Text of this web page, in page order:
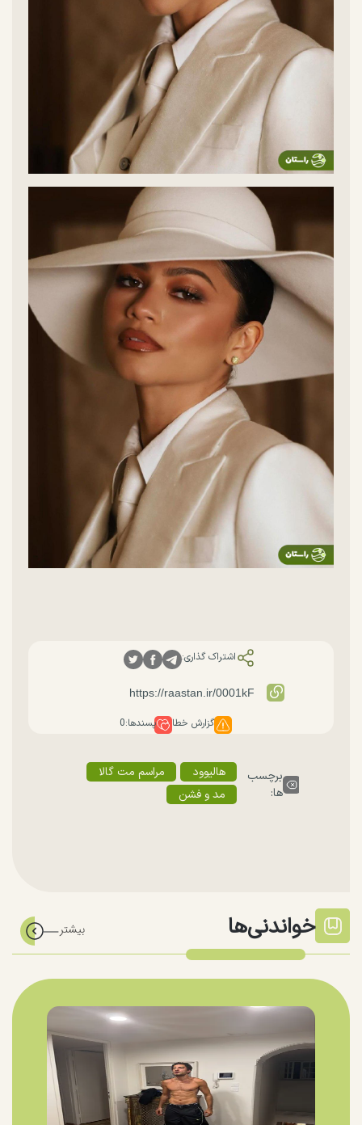
اشتراک گذاری:
گزارش خطا پسندها:0
برچسب
ها:
هالیوود
مراسم مت گالا
مد و فشن
خواندنی‌ها